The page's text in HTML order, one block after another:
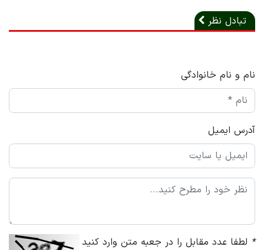
تبادل نظر
نام و نام خانوادگی
آدرس ایمیل
* لطفا عدد مقابل را در جعبه متن وارد کنید